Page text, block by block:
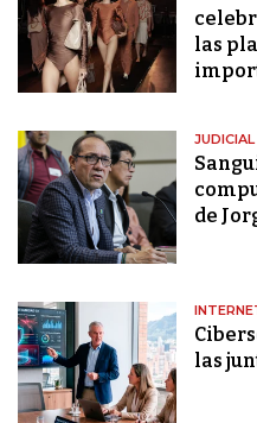
las
JUDICIAL
de
las